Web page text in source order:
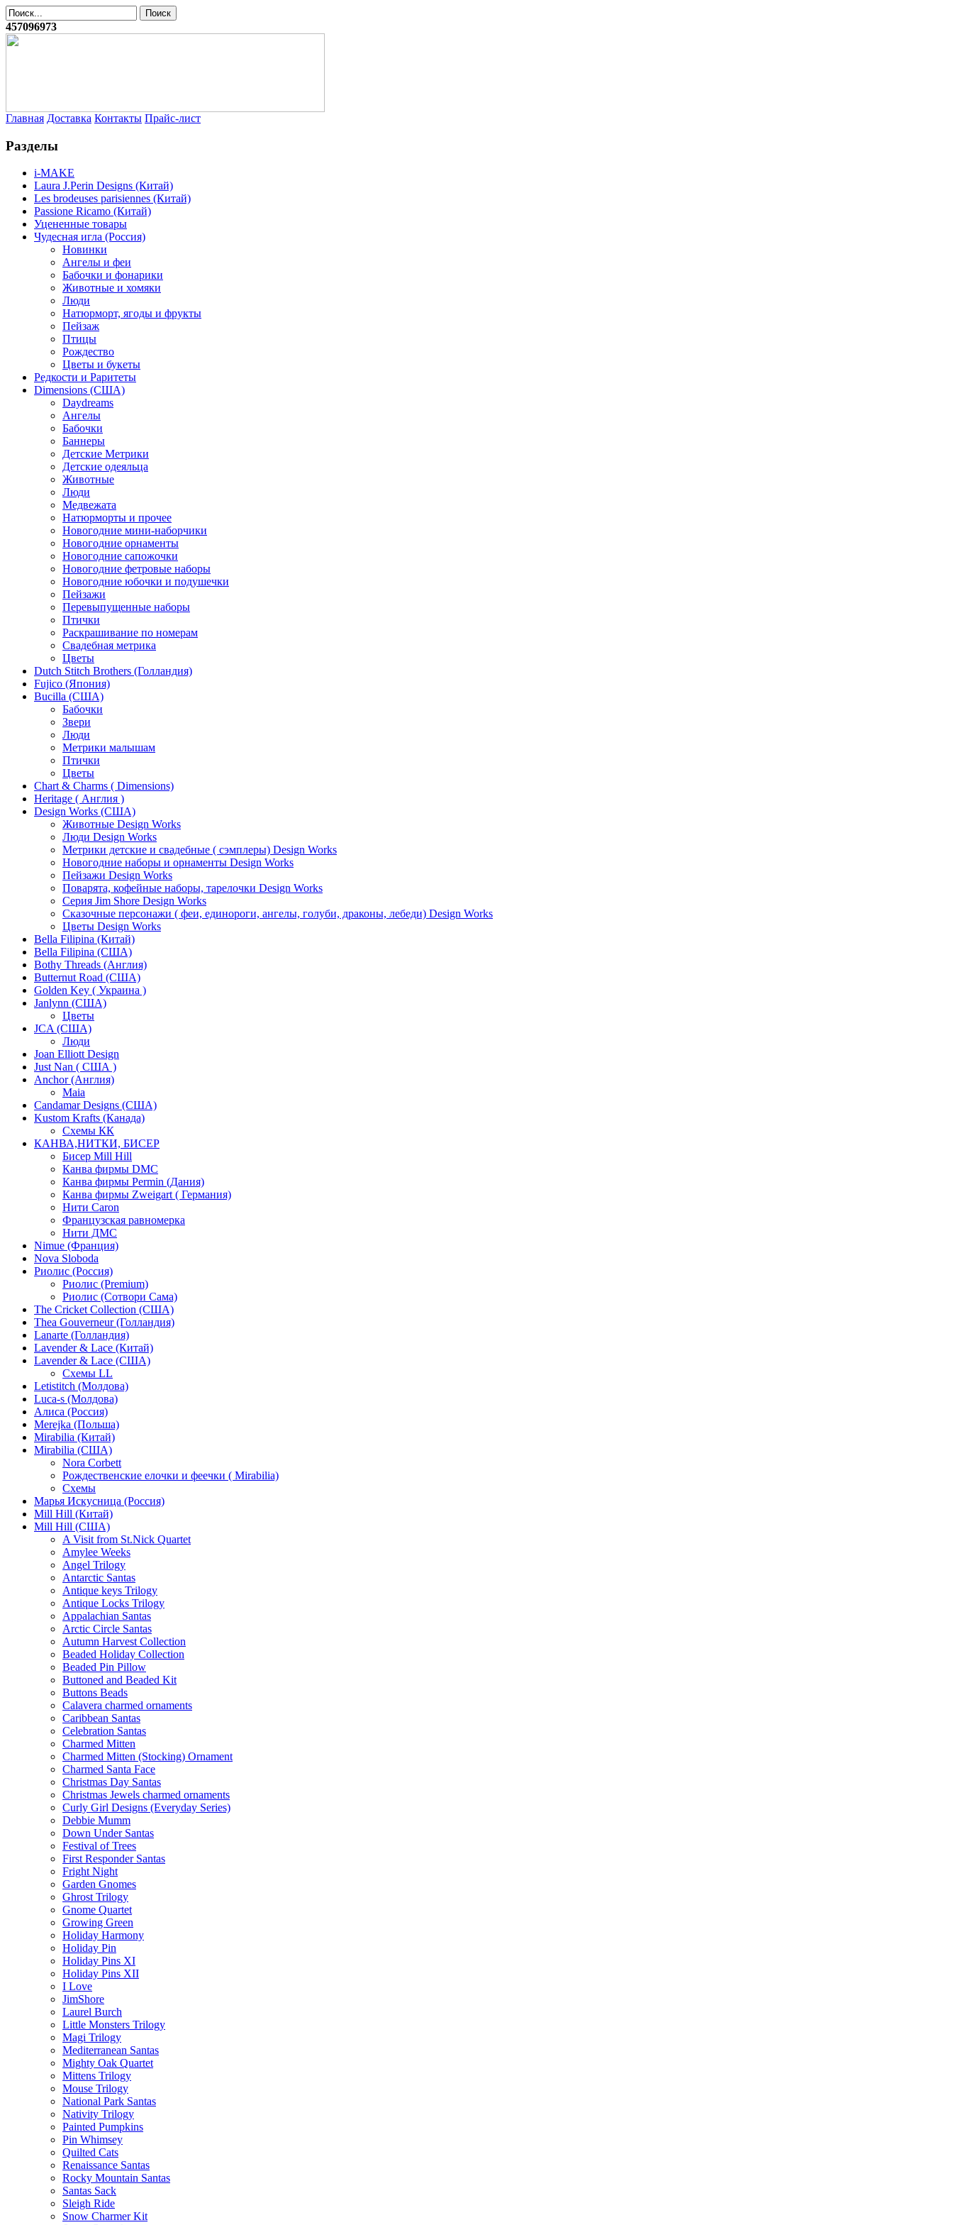
457096973
Главная Доставка Контакты Прайс-лист
Разделы
i-MAKE
Laura J.Perin Designs (Китай)
Les brodeuses parisiennes (Китай)
Passione Ricamo (Китай)
Уцененные товары
Чудесная игла (Россия)
Новинки
Ангелы и феи
Бабочки и фонарики
Животные и хомяки
Люди
Натюрморт, ягоды и фрукты
Пейзаж
Птицы
Рождество
Цветы и букеты
Редкости и Раритеты
Dimensions (США)
Daydreams
Ангелы
Бабочки
Баннеры
Детские Метрики
Детские одеяльца
Животные
Люди
Медвежата
Натюрморты и прочее
Новогодние мини-наборчики
Новогодние орнаменты
Новогодние сапожочки
Новогодние фетровые наборы
Новогодние юбочки и подушечки
Пейзажи
Перевыпущенные наборы
Птички
Раскрашивание по номерам
Свадебная метрика
Цветы
Dutch Stitch Brothers (Голландия)
Fujico (Япония)
Bucilla (США)
Бабочки
Звери
Люди
Метрики малышам
Птички
Цветы
Chart & Charms ( Dimensions)
Heritage ( Англия )
Design Works (США)
Животные Design Works
Люди Design Works
Метрики детские и свадебные ( сэмплеры) Design Works
Новогодние наборы и орнаменты Design Works
Пейзажи Design Works
Поварята, кофейные наборы, тарелочки Design Works
Серия Jim Shore Design Works
Сказочные персонажи ( феи, единороги, ангелы, голуби, драконы, лебеди) Design Works
Цветы Design Works
Bella Filipina (Китай)
Bella Filipina (США)
Bothy Threads (Англия)
Butternut Road (США)
Golden Key ( Украина )
Janlynn (США)
Цветы
JCA (США)
Люди
Joan Elliott Design
Just Nan ( США )
Anchor (Англия)
Maia
Candamar Designs (США)
Kustom Krafts (Канада)
Схемы КК
КАНВА,НИТКИ, БИСЕР
Бисер Mill Hill
Канва фирмы DMC
Канва фирмы Permin (Дания)
Канва фирмы Zweigart ( Германия)
Нити Caron
Французская равномерка
Нити ДМС
Nimue (Франция)
Nova Sloboda
Риолис (Россия)
Риолис (Premium)
Риолис (Сотвори Сама)
The Cricket Collection (США)
Thea Gouverneur (Голландия)
Lanarte (Голландия)
Lavender & Lace (Китай)
Lavender & Lace (США)
Схемы LL
Letistitch (Молдова)
Luca-s (Молдова)
Алиса (Россия)
Merejka (Польша)
Mirabilia (Китай)
Mirabilia (США)
Nora Corbett
Рождественские елочки и феечки ( Mirabilia)
Схемы
Марья Искусница (Россия)
Mill Hill (Китай)
Mill Hill (США)
A Visit from St.Nick Quartet
Amylee Weeks
Angel Trilogy
Antarctic Santas
Antique keys Trilogy
Antique Locks Trilogy
Appalachian Santas
Arctic Circle Santas
Autumn Harvest Collection
Beaded Holiday Collection
Beaded Pin Pillow
Buttoned and Beaded Kit
Buttons Beads
Calavera charmed ornaments
Caribbean Santas
Celebration Santas
Charmed Mitten
Charmed Mitten (Stocking) Ornament
Charmed Santa Face
Christmas Day Santas
Christmas Jewels charmed ornaments
Curly Girl Designs (Everyday Series)
Debbie Mumm
Down Under Santas
Festival of Trees
First Responder Santas
Fright Night
Garden Gnomes
Ghrost Trilogy
Gnome Quartet
Growing Green
Holiday Harmony
Holiday Pin
Holiday Pins XI
Holiday Pins XII
I Love
JimShore
Laurel Burch
Little Monsters Trilogy
Magi Trilogy
Mediterranean Santas
Mighty Oak Quartet
Mittens Trilogy
Mouse Trilogy
National Park Santas
Nativity Trilogy
Painted Pumpkins
Pin Whimsey
Quilted Cats
Renaissance Santas
Rocky Mountain Santas
Santas Sack
Sleigh Ride
Snow Charmer Kit